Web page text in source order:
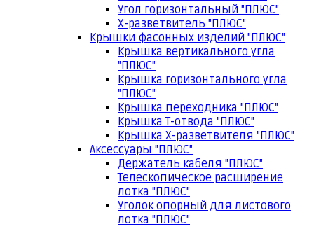
Угол горизонтальный "ПЛЮС"
Х-разветвитель "ПЛЮС"
Крышки фасонных изделий "ПЛЮС"
Крышка вертикального угла
"ПЛЮС"
Крышка горизонтального угла
"ПЛЮС"
Крышка переходника "ПЛЮС"
Крышка Т-отвода "ПЛЮС"
Крышка Х-разветвителя "ПЛЮС"
Аксессуары "ПЛЮС"
Держатель кабеля "ПЛЮС"
Телескопическое расширение
лотка "ПЛЮС"
Уголок опорный для листового
лотка "ПЛЮС"